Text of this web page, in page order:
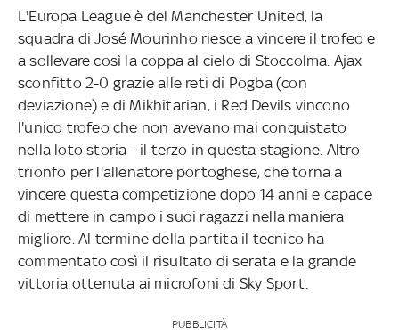
L'Europa League è del Manchester United, la
squadra di José Mourinho riesce a vincere il trofeo e
a sollevare così la coppa al cielo di Stoccolma. Ajax
sconfitto 2-0 grazie alle reti di Pogba (con
deviazione) e di Mikhitarian, i Red Devils vincono
l'unico trofeo che non avevano mai conquistato
nella loto storia - il terzo in questa stagione. Altro
trionfo per l'allenatore portoghese, che torna a
vincere questa competizione dopo 14 anni e capace
di mettere in campo i suoi ragazzi nella maniera
migliore. Al termine della partita il tecnico ha
commentato così il risultato di serata e la grande
vittoria ottenuta ai microfoni di Sky Sport.
PUBBLICITÀ